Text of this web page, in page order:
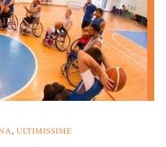
, ULTIMISSIME